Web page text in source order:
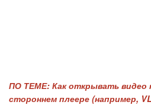
ПО ТЕМЕ: Как открывать видео
стороннем плеере (например,